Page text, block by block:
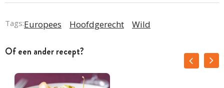
Tags:Europees Hoofdgerecht Wild
Of een ander recept?